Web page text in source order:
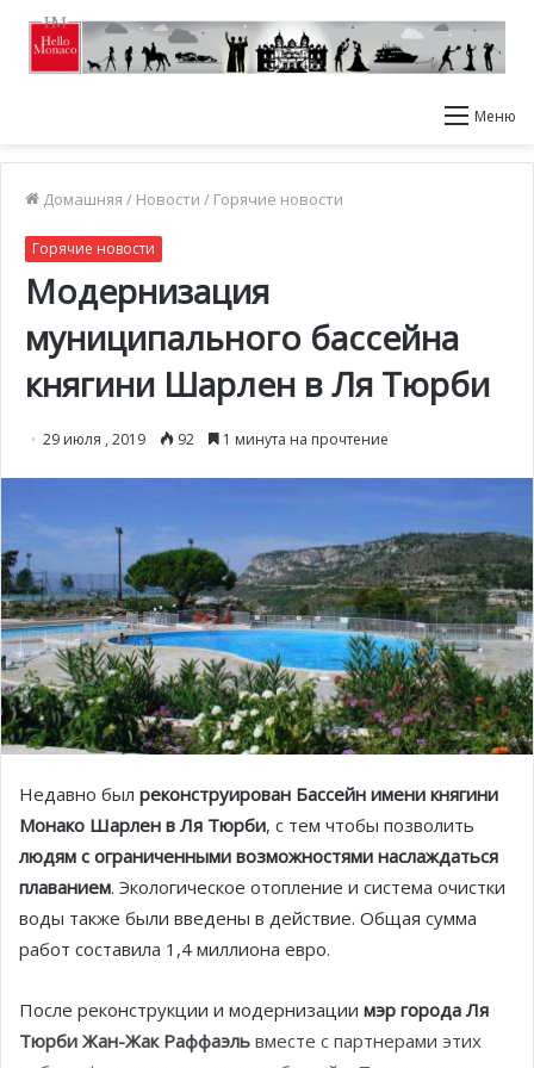
Меню
Домашняя / Новости / Горячие новости
Горячие новости
Модернизация
муниципального бассейна
княгини Шарлен в Ля Тюрби
29 июля , 2019 92 1 минута на прочтение
Недавно был реконструирован Бассейн имени княгини
Монако Шарлен в Ля Тюрби, с тем чтобы позволить
людям с ограниченными возможностями наслаждаться
плаванием. Экологическое отопление и система очистки
воды также были введены в действие. Общая сумма
работ составила 1,4 миллиона евро.
После реконструкции и модернизации мэр города Ля
Тюрби Жан-Жак Раффаэль вместе с партнерами этих